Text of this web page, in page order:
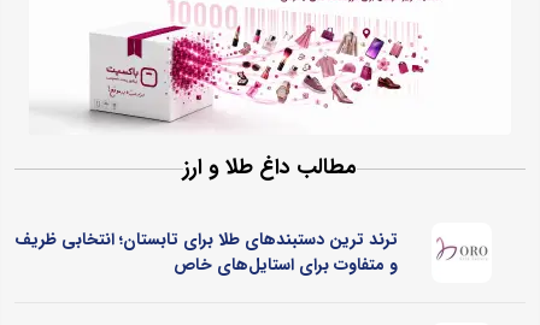
مطالب داغ طلا و ارز
ترند ترین دستبندهای طلا برای تابستان؛ انتخابی ظریف
و متفاوت برای استایل‌های خاص